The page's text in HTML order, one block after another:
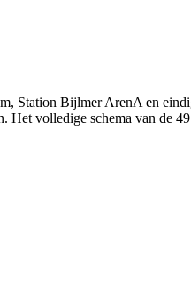
Station Bijlmer ArenA en
volledige schema van de